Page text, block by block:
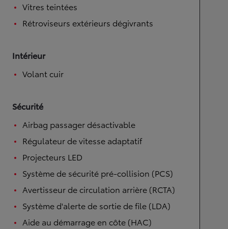
Vitres teintées
Rétroviseurs extérieurs dégivrants
Intérieur
Volant cuir
Sécurité
Airbag passager désactivable
Régulateur de vitesse adaptatif
Projecteurs LED
Système de sécurité pré-collision (PCS)
Avertisseur de circulation arrière (RCTA)
Système d'alerte de sortie de file (LDA)
Aide au démarrage en côte (HAC)